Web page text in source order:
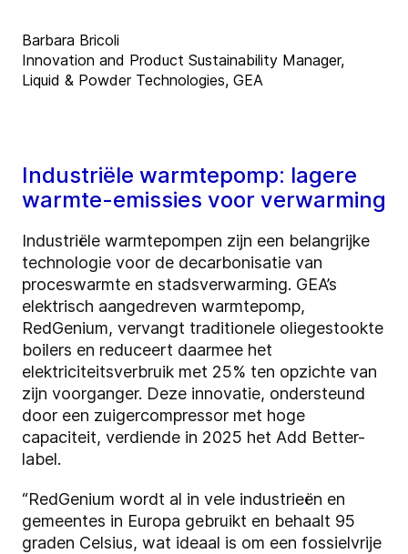
Barbara Bricoli
Innovation and Product Sustainability Manager,
Liquid & Powder Technologies, GEA
Industriële warmtepomp: lagere
warmte-emissies voor verwarming
Industriële warmtepompen zijn een belangrijke
technologie voor de decarbonisatie van
proceswarmte en stadsverwarming. GEA’s
elektrisch aangedreven warmtepomp,
RedGenium, vervangt traditionele oliegestookte
boilers en reduceert daarmee het
elektriciteitsverbruik met 25% ten opzichte van
zijn voorganger. Deze innovatie, ondersteund
door een zuigercompressor met hoge
capaciteit, verdiende in 2025 het Add Better-
label.
“RedGenium wordt al in vele industrieën en
gemeentes in Europa gebruikt en behaalt 95
graden Celsius, wat ideaal is om een fossielvrije